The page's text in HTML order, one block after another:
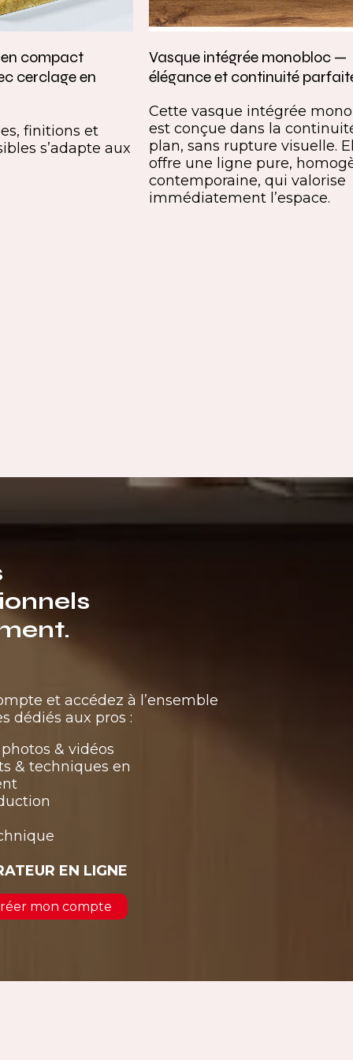
compact
cerclage en
finitions et
s’adapte aux
Vasque intégrée monobloc —
élégance et continuité
Cette vasque intégrée
est conçue dans la
plan, sans rupture visuelle.
offre une ligne pure,
contemporaine, qui valorise
immédiatement l’espace.
et accédez à l’ensemble
dédiés aux pros :
& vidéos
& techniques en
EN LIGNE
mon compte